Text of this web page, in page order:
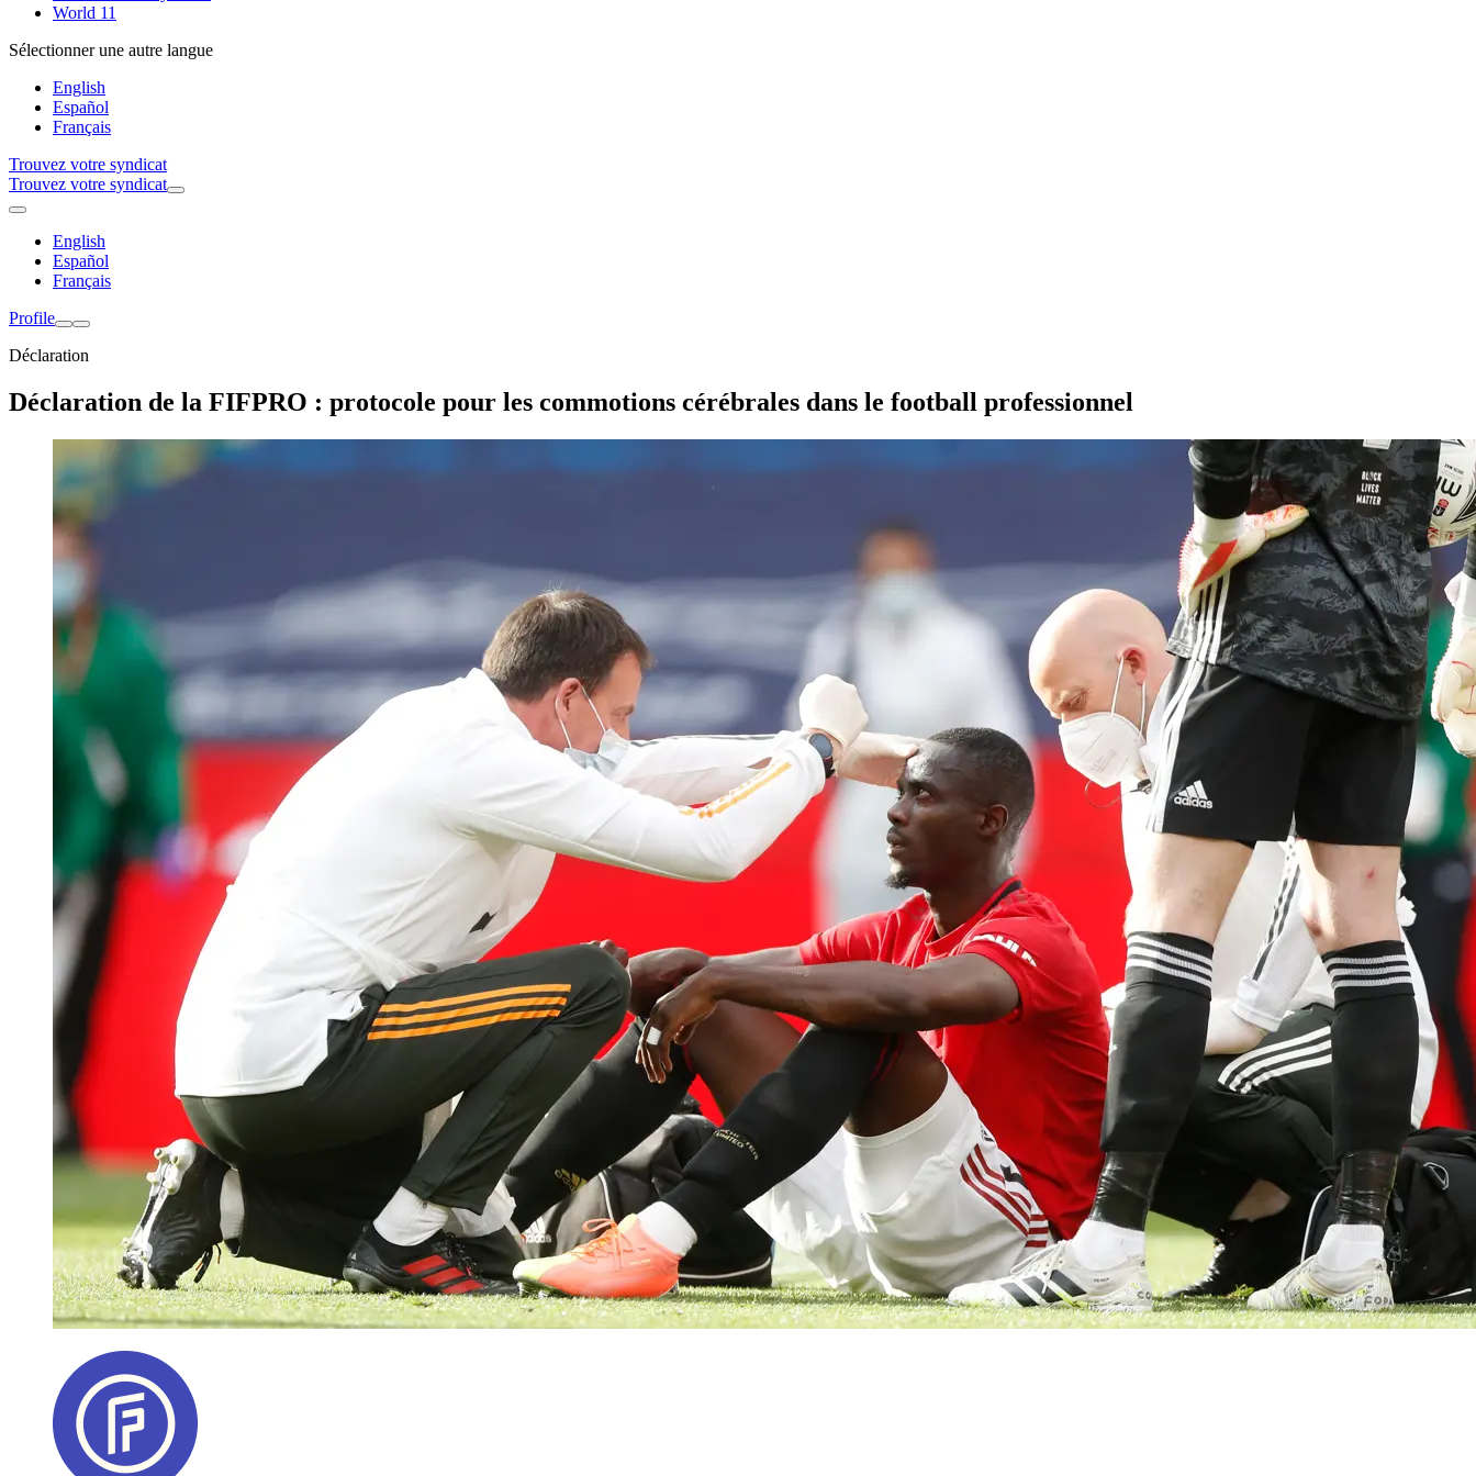
World 11
Sélectionner une autre langue
English
Español
Français
Trouvez votre syndicat
Trouvez votre syndicat
English
Español
Français
Profile
Déclaration
Déclaration de la FIFPRO : protocole pour les commotions cérébrales dans le football professionnel